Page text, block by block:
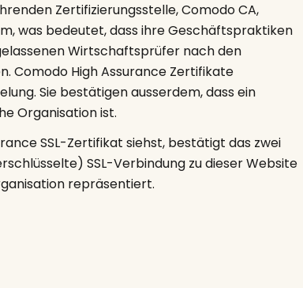
Zertifizierungsstelle, Comodo CA,
was bedeutet, dass ihre Geschäftspraktiken
Wirtschaftsprüfer nach den
Comodo High Assurance Zertifikate
Sie bestätigen ausserdem, dass ein
Organisation ist.
SSL-Zertifikat siehst, bestätigt das zwei
SSL-Verbindung zu dieser Website
repräsentiert.